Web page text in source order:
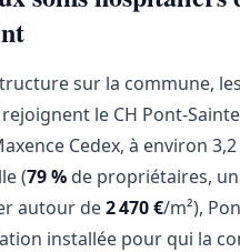
sur la commune,
le CH Pont-
Cedex, à environ
(79 % de propriétaires,
autour de2 470 €/m²),
installée pour qui la